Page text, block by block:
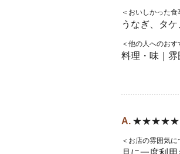
＜おいしかった食
うなぎ、タ
＜他の人へのおす
料理・味｜
＜お店の雰囲気に